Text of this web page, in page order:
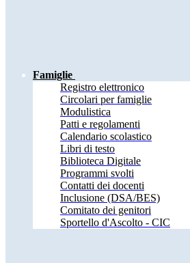
Famiglie
Registro elettronico
Circolari per famiglie
Modulistica
Patti e regolamenti
Calendario scolastico
Libri di testo
Biblioteca Digitale
Programmi svolti
Contatti dei docenti
Inclusione (DSA/BES)
Comitato dei genitori
Sportello d'Ascolto - CIC